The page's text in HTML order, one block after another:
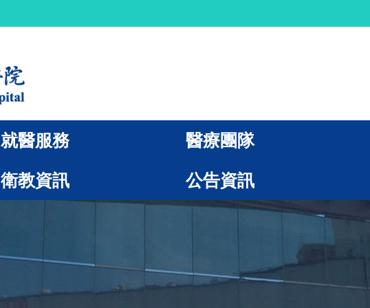
就醫服務 醫療團隊
衛教資訊 公告資訊